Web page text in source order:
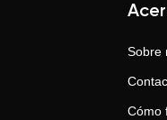
Sobre
Cómo